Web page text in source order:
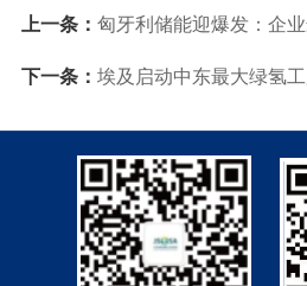
上一条： 匈牙利储能迎爆发：企业最
下一条： 埃及启动中东最大绿氢工厂！